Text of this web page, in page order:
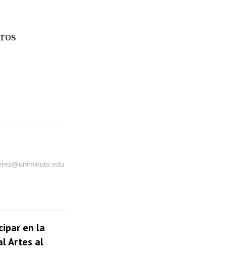
en la
Artes al